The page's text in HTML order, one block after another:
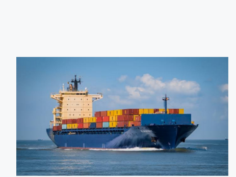
Gabriel Damasceno